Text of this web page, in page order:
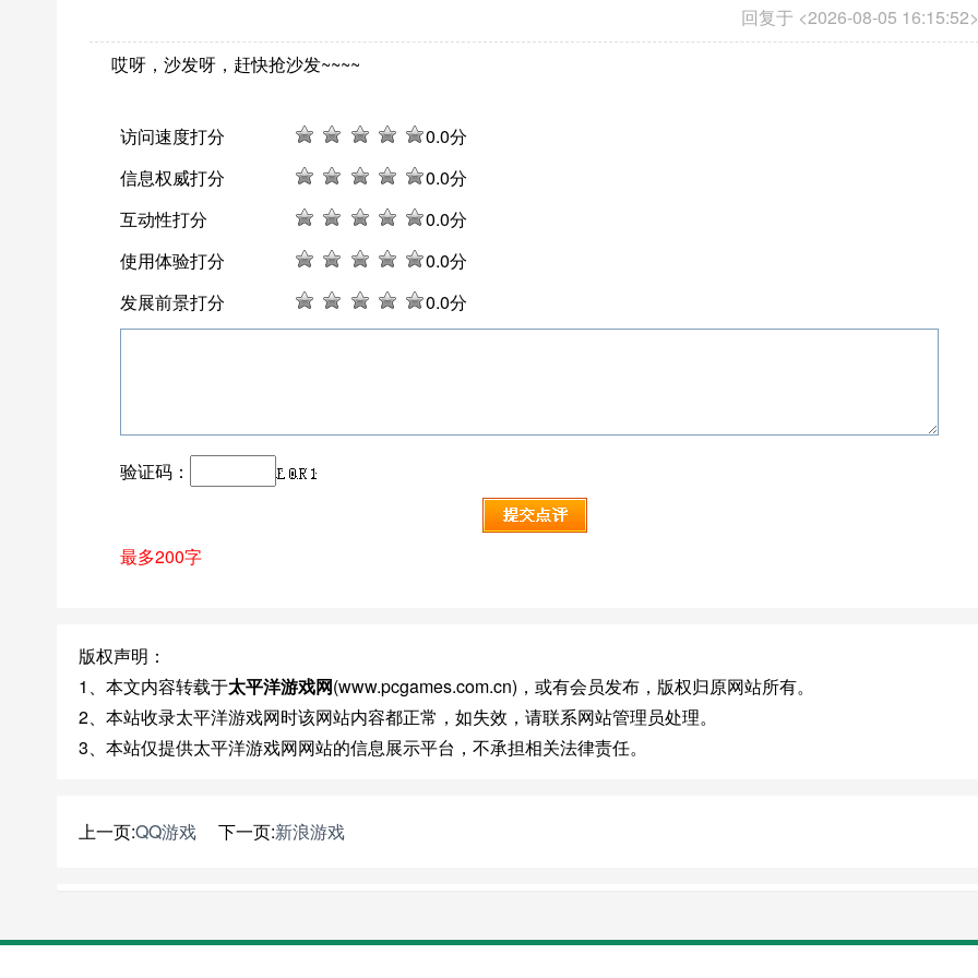
回复于 <2026-08-05 16:15:52>
哎呀，沙发呀，赶快抢沙发~~~~
访问速度打分 0.0分
信息权威打分
0.0分
互动性打分
0.0分
使用体验打分
0.0分
发展前景打分
0.0分
验证码：
最多200字
版权声明：
1、本文内容转载于太平洋游戏网(www.pcgames.com.cn)，或有会员发布，版权归原网站所有。
2、本站收录太平洋游戏网时该网站内容都正常，如失效，请联系网站管理员处理。
3、本站仅提供太平洋游戏网网站的信息展示平台，不承担相关法律责任。
上一页:QQ游戏 下一页:新浪游戏